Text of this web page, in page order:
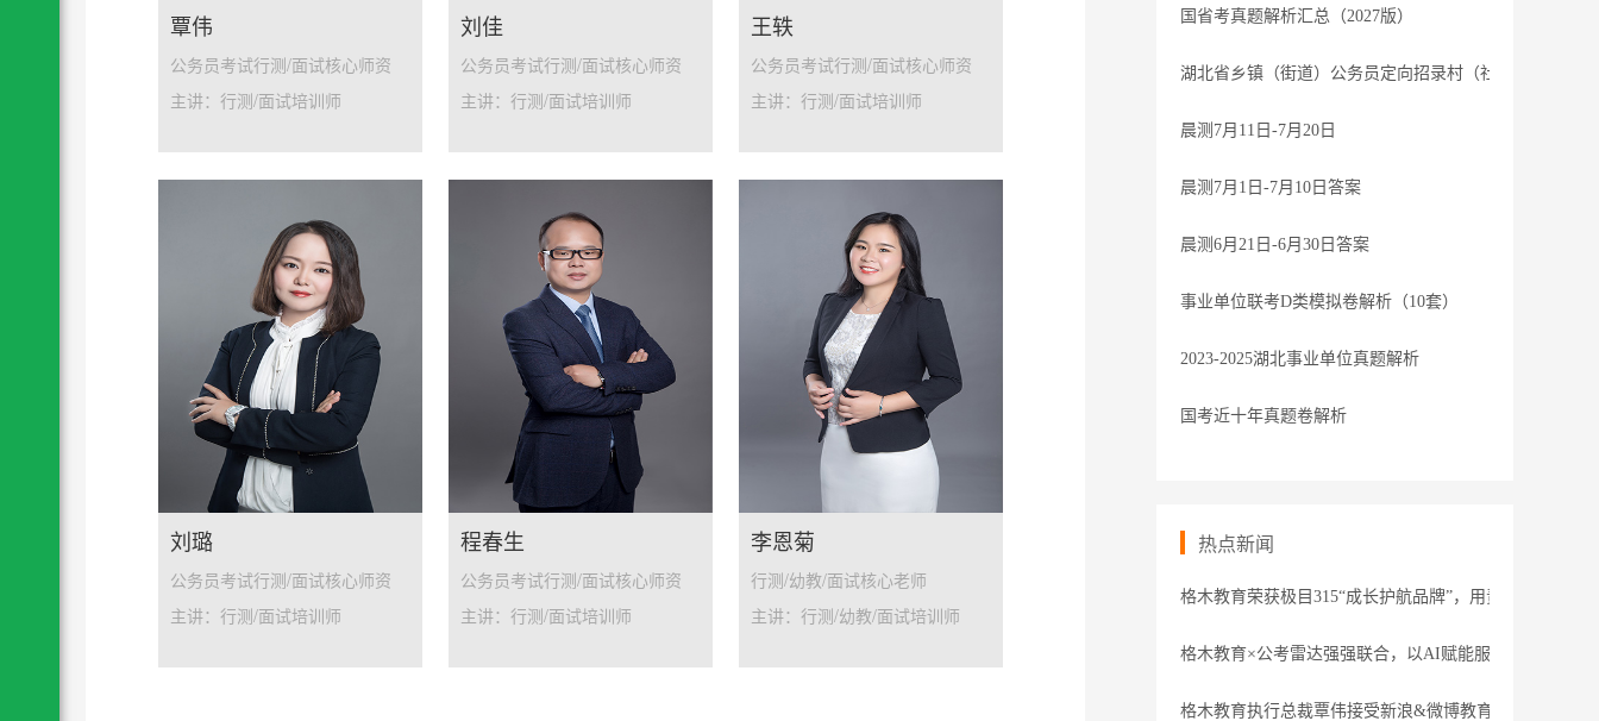
覃伟
公务员考试行测/面试核心师资
主讲：行测/面试培训师
刘佳
公务员考试行测/面试核心师资
主讲：行测/面试培训师
王轶
公务员考试行测/面试核心师资
主讲：行测/面试培训师
刘璐
公务员考试行测/面试核心师资
主讲：行测/面试培训师
程春生
公务员考试行测/面试核心师资
主讲：行测/面试培训师
李恩菊
行测/幼教/面试核心老师
主讲：行测/幼教/面试培训师
国省考真题解析汇总（2027版）
湖北省乡镇（街道）公务员定向招录村（社区）干部笔
晨测7月11日-7月20日
晨测7月1日-7月10日答案
晨测6月21日-6月30日答案
事业单位联考D类模拟卷解析（10套）
2023-2025湖北事业单位真题解析
国考近十年真题卷解析
热点新闻
格木教育荣获极目315“成长护航品牌”，用责任守护职业
格木教育×公考雷达强强联合，以AI赋能服务
格木教育执行总裁覃伟接受新浪&微博教育盛典专访